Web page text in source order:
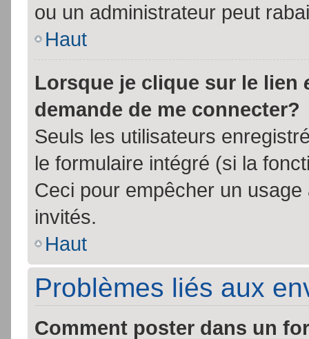
ou un administrateur peut
Haut
Lorsque je clique sur le lien
demande de me connecter?
Seuls les utilisateurs
le formulaire intégré (si la
Ceci pour empêcher un
invités.
Haut
Problèmes liés aux
Comment poster dans un